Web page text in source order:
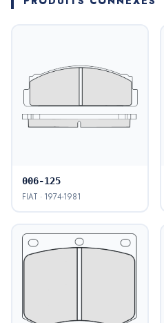
006-125
FIAT · 1974-1981